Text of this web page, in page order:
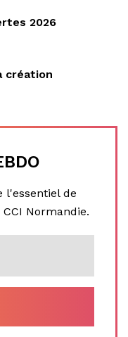
2026
création
l'essentiel de
Normandie.